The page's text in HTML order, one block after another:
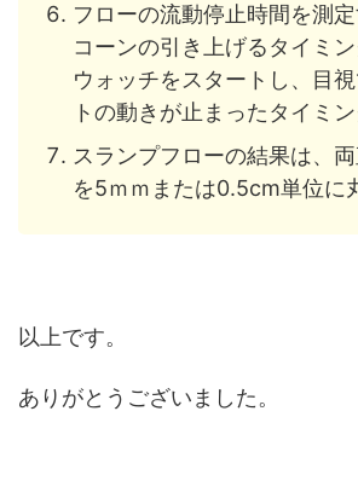
フローの流動停止時間を測定
コーンの引き上げるタイミ
ウォッチをスタートし、目
トの動きが止まったタイミ
スランプフローの結果は、
を5ｍｍまたは0.5cm単位に
以上です。
ありがとうございました。